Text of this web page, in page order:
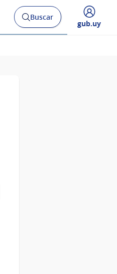
Abrir
buscador
Buscar
Desplegar
gub.uy